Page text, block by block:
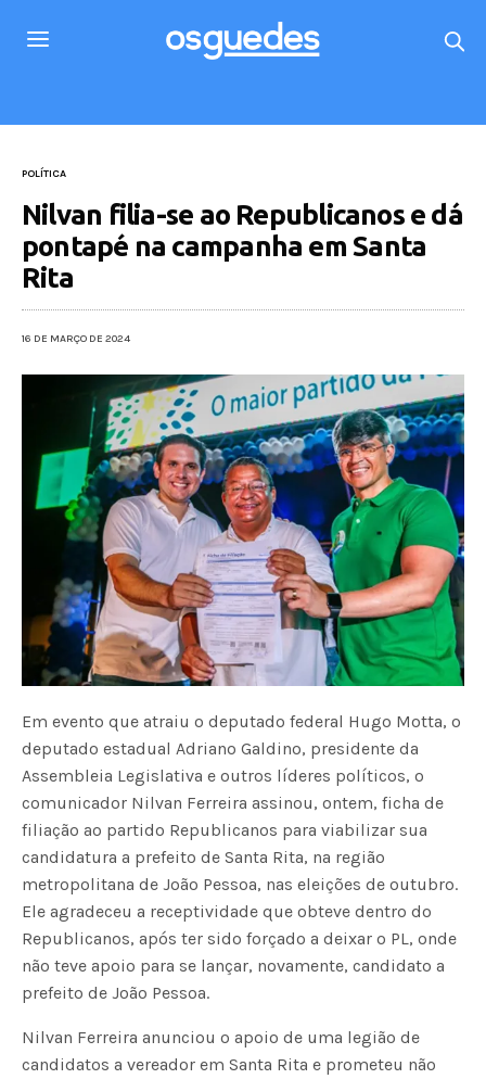
POLÍTICA
Nilvan filia-se ao Republicanos e dá
pontapé na campanha em Santa
Rita
16 DE MARÇO DE 2024
Em evento que atraiu o deputado federal Hugo Motta, o
deputado estadual Adriano Galdino, presidente da
Assembleia Legislativa e outros líderes políticos, o
comunicador Nilvan Ferreira assinou, ontem, ficha de
filiação ao partido Republicanos para viabilizar sua
candidatura a prefeito de Santa Rita, na região
metropolitana de João Pessoa, nas eleições de outubro.
Ele agradeceu a receptividade que obteve dentro do
Republicanos, após ter sido forçado a deixar o PL, onde
não teve apoio para se lançar, novamente, candidato a
prefeito de João Pessoa.
Nilvan Ferreira anunciou o apoio de uma legião de
candidatos a vereador em Santa Rita e prometeu não